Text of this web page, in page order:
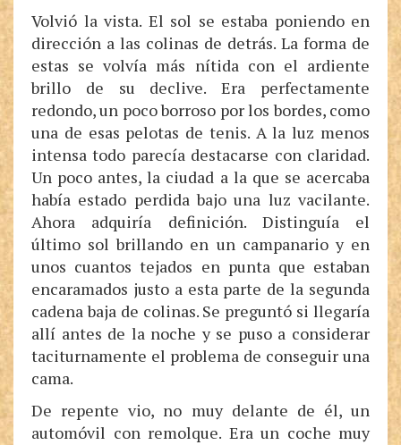
Volvió la vista. El sol se estaba poniendo en
dirección a las colinas de detrás. La forma de
estas se volvía más nítida con el ardiente
brillo de su declive. Era perfectamente
redondo, un poco borroso por los bordes, como
una de esas pelotas de tenis. A la luz menos
intensa todo parecía destacarse con claridad.
Un poco antes, la ciudad a la que se acercaba
había estado perdida bajo una luz vacilante.
Ahora adquiría definición. Distinguía el
último sol brillando en un campanario y en
unos cuantos tejados en punta que estaban
encaramados justo a esta parte de la segunda
cadena baja de colinas. Se preguntó si llegaría
allí antes de la noche y se puso a considerar
taciturnamente el problema de conseguir una
cama.
De repente vio, no muy delante de él, un
automóvil con remolque. Era un coche muy